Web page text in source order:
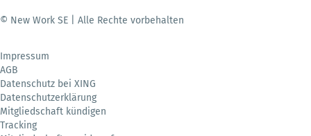
© New Work SE | Alle Rechte vorbehalten
Impressum
AGB
Datenschutz bei XING
Datenschutzerklärung
Mitgliedschaft kündigen
Tracking